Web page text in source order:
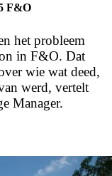
F&O
het probleem
in F&O. Dat
wie wat deed,
werd, vertelt
Manager.